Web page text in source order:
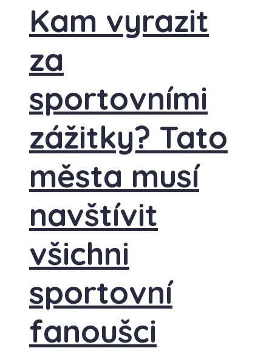
Kam vyrazit
za
sportovními
zážitky? Tato
města musí
navštívit
všichni
sportovní
fanoušci